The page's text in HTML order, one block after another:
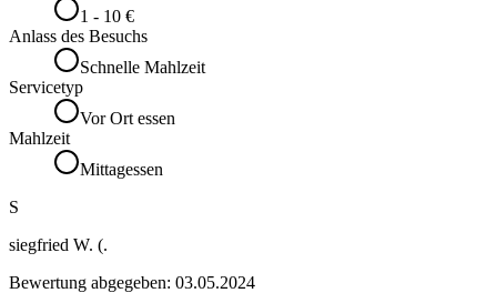
1 - 10 €
Anlass des Besuchs
Schnelle Mahlzeit
Servicetyp
Vor Ort essen
Mahlzeit
Mittagessen
S
siegfried W. (.
Bewertung abgegeben: 03.05.2024